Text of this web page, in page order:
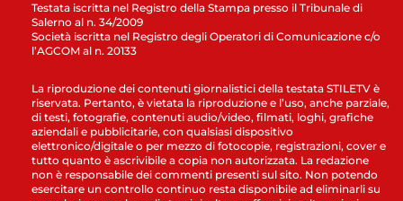
Testata iscritta nel Registro della Stampa presso il Tribunale di
Salerno al n. 34/2009
Società iscritta nel Registro degli Operatori di Comunicazione c/o
l’AGCOM al n. 20133
La riproduzione dei contenuti giornalistici della testata STILETV è
riservata. Pertanto, è vietata la riproduzione e l’uso, anche parziale,
di testi, fotografie, contenuti audio/video, filmati, loghi, grafiche
aziendali e pubblicitarie, con qualsiasi dispositivo
elettronico/digitale o per mezzo di fotocopie, registrazioni, cover e
tutto quanto è ascrivibile a copia non autorizzata. La redazione
non è responsabile dei commenti presenti sul sito. Non potendo
esercitare un controllo continuo resta disponibile ad eliminarli su